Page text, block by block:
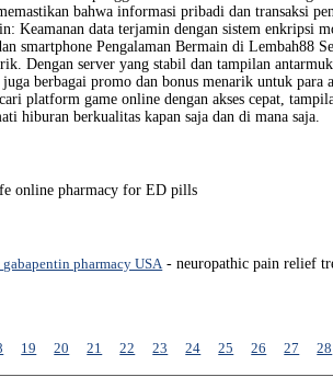
bahwa informasi pribadi dan transaksi
Keamanan data terjamin dengan sistem enkripsi
smartphone Pengalaman Bermain di Lembah88
Dengan server yang stabil dan tampilan
berbagai promo dan bonus menarik untuk
platform game online dengan akses cepat,
hiburan berkualitas kapan saja dan di mana saja.
online pharmacy for ED pills
gabapentin pharmacy USA- neuropathic pain relief
19 20 21 22 23 24 25 26 27 28